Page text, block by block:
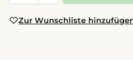
Zur Wunschliste